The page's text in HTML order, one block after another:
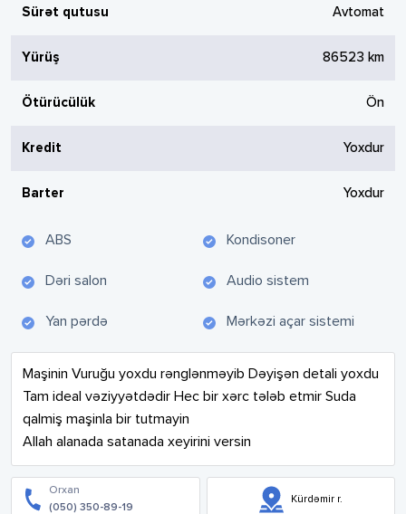
Sürət qutusu Avtomat
Yürüş 86523 km
Ötürücülük Ön
Kredit Yoxdur
Barter Yoxdur
ABS Kondisoner
Dəri salon Audio sistem
Yan pərdə Mərkəzi açar sistemi
Maşinin Vuruğu yoxdu rənglənməyib Dəyişən detali yoxdu
Tam ideal vəziyyətdədir Hec bir xərc tələb etmir Suda
qalmiş maşinla bir tutmayin
Allah alanada satanada xeyirini versin
Orxan
(050) 350-89-19
Kürdəmir r.